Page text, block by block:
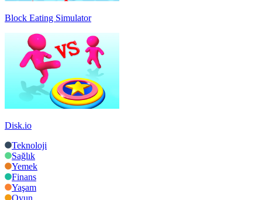
Block Eating Simulator
Disk.io
Teknoloji
Sağlık
Yemek
Finans
Yaşam
Oyun